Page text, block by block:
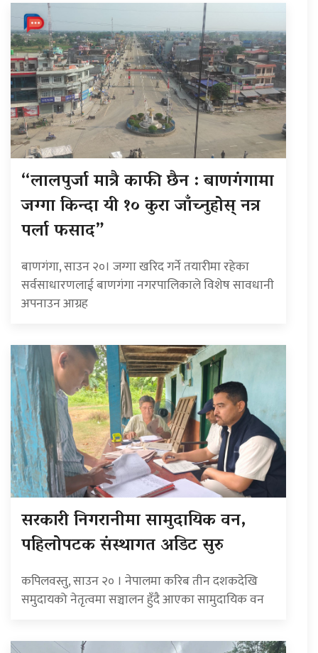
“लालपुर्जा मात्रै काफी छैन : बाणगंगामा
जग्गा किन्दा यी १० कुरा जाँच्नुहोस् नत्र
पर्ला फसाद”
बाणगंगा, साउन २०। जग्गा खरिद गर्ने तयारीमा रहेका
सर्वसाधारणलाई बाणगंगा नगरपालिकाले विशेष सावधानी
अपनाउन आग्रह
सरकारी निगरानीमा सामुदायिक वन,
पहिलोपटक संस्थागत अडिट सुरु
कपिलवस्तु, साउन २० । नेपालमा करिब तीन दशकदेखि
समुदायको नेतृत्वमा सञ्चालन हुँदै आएका सामुदायिक वन